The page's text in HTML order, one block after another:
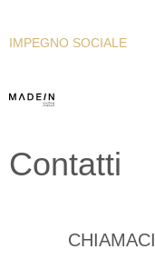
IMPEGNO SOCIALE
Contatti
CHIAMACI